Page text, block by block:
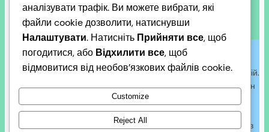
Автори публікацій є незалежними від адміністрації сайту і
викладають свої незалежні оцінки у правових рамках – в
цьому суть інформування і корисності громадських організацій.
Ціль Міжнародної Асоціації “Добруджа+” – перетворити регіон
Україна-Молдова-Румунія-Болгарія і прилеглі території із
потенційного вузла геополітичних протиріч у поле спільного
розвитку і процвітання у рамках існуючих державних кордонів
аналізувати трафік. Ви можете вибрати, які
файли cookie дозволити, натиснувши
Налаштувати. Натисніть Прийняти все, щоб
погодитися, або Відхилити все, щоб
відмовитися від необов’язкових файлів cookie.
Customize
Reject All